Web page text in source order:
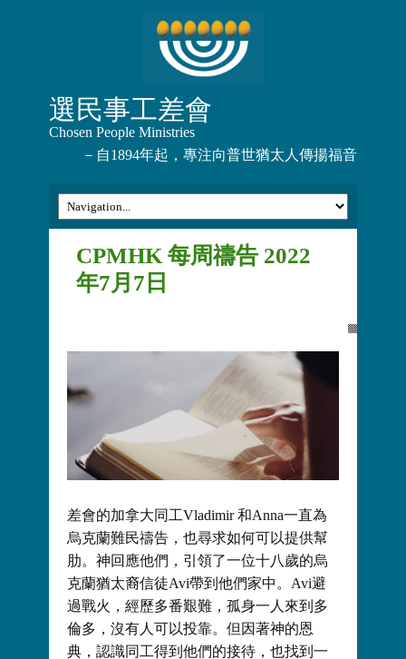
選民事工差會
Chosen People Ministries
－自1894年起，專注向普世猶太人傳揚福音
CPMHK 每周禱告 2022
年7月7日
差會的加拿大同工Vladimir 和Anna一直為
烏克蘭難民禱告，也尋求如何可以提供幫
肋。神回應他們，引領了一位十八歲的烏
克蘭猶太裔信徒Avi帶到他們家中。Avi避
過戰火，經歷多番艱難，孤身一人來到多
倫多，沒有人可以投靠。但因著神的恩
典，認識同工得到他們的接待，也找到一